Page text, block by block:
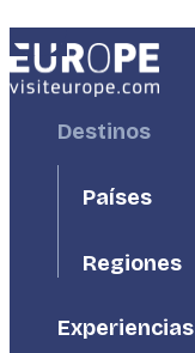
FooterDestinos
Países
Regiones
Experiencias